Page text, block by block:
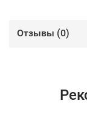
Отзывы (0)